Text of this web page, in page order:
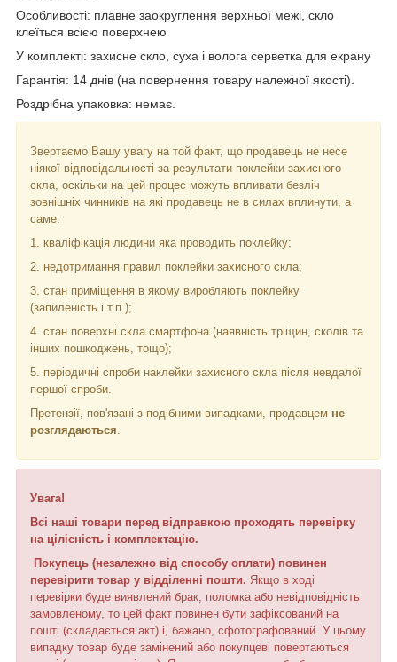
Особливості: плавне заокруглення верхньої межі, скло
клеїться всією поверхнею
У комплекті: захисне скло, суха і волога серветка для екрану
Гарантія: 14 днів (на повернення товару належної якості).
Роздрібна упаковка: немає.
Звертаємо Вашу увагу на той факт, що продавець не несе
ніякої відповідальності за результати поклейки захисного
скла, оскільки на цей процес можуть впливати безліч
зовнішніх чинників на які продавець не в силах вплинути, а
саме:
1. кваліфікація людини яка проводить поклейку;
2. недотримання правил поклейки захисного скла;
3. стан приміщення в якому виробляють поклейку
(запиленість і т.п.);
4. стан поверхні скла смартфона (наявність тріщин, сколів та
інших пошкоджень, тощо);
5. періодичні спроби наклейки захисного скла після невдалої
першої спроби.
Претензії, пов'язані з подібними випадками, продавцем не
розглядаються.
Увага!
Всі наші товари перед відправкою проходять перевірку
на цілісність і комплектацію.
Покупець (незалежно від способу оплати) повинен
перевірити товар у відділенні пошти. Якщо в ході
перевірки буде виявлений брак, поломка або невідповідність
замовленому, то цей факт повинен бути зафіксований на
пошті (складається акт) і, бажано, сфотографований. У цьому
випадку товар буде замінений або покупцеві повертаються